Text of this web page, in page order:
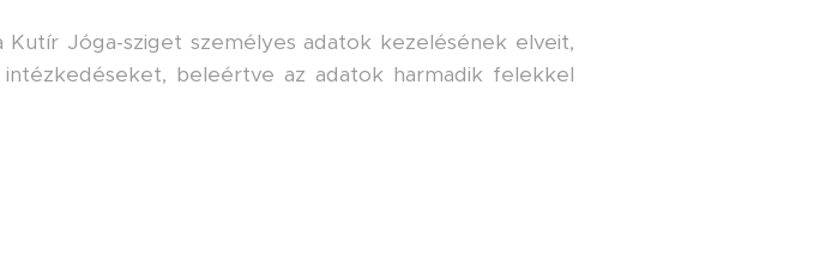
Jóga-sziget személyes adatok kezelésének elveit,
beleértve az adatok harmadik felekkel